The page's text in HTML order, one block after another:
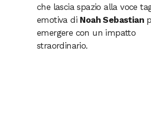
che lascia spazio alla voce
emotiva di Noah Sebastian
emergere con un impatto
straordinario.